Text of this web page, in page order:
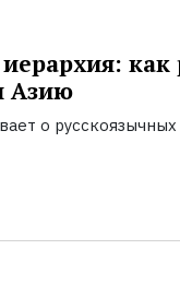
как
Азию
о русскоязычных